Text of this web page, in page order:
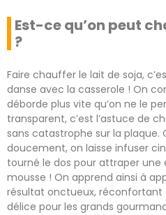
Est-ce qu’on peut
?
Faire chauffer le lait de soja,
danse avec la casserole ! On
déborde plus vite qu’on ne le
transparent, c’est l’astuce de
sans catastrophe sur la plaque.
doucement, on laisse infuser
tourné le dos pour attraper
mousse ! On apprend ainsi à
résultat onctueux,
délice pour les grands